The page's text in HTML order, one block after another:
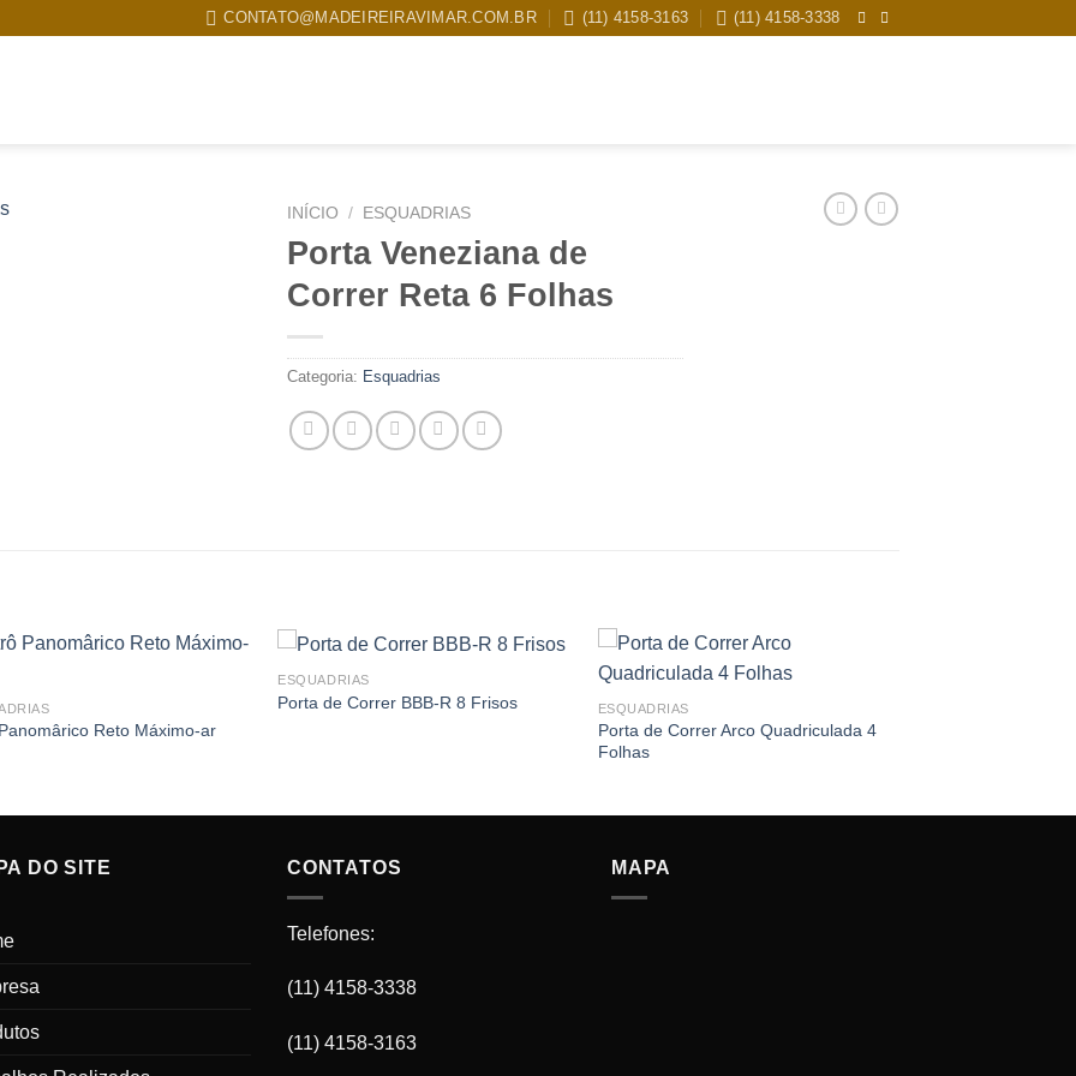
CONTATO@MADEIREIRAVIMAR.COM.BR (11) 4158-3163 (11) 4158-3338
INÍCIO / ESQUADRIAS
Porta Veneziana de
Correr Reta 6 Folhas
Categoria: Esquadrias
Reto Máximo-ar
ESQUADRIAS
Porta de Correr BBB-R 8 Frisos ESQUADRIAS
Porta de Correr Arco Quadriculada 4
Folhas
DO SITE CONTATOS
Telefones:
(11) 4158-3338
(11) 4158-3163
MAPA